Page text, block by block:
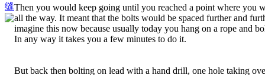
缝Then you would keep going until you reached a point where you
all the way. It meant that the bolts would be spaced further and
imagine this now because usually today you hang on a rope and
In any way it takes you a few minutes to do it.
But back then bolting on lead with a hand drill, one hole taking